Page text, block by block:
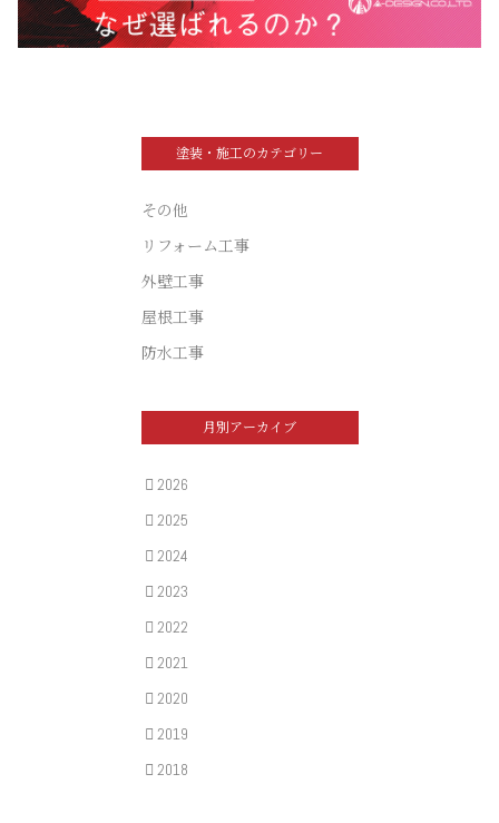
塗装・施工のカテゴリー
その他
リフォーム工事
外壁工事
屋根工事
防水工事
月別アーカイブ
2026
2025
2024
2023
2022
2021
2020
2019
2018